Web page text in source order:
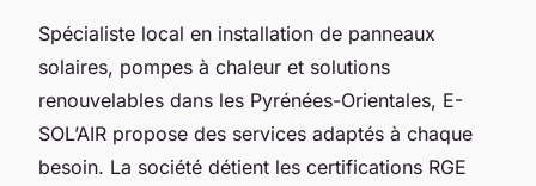
Spécialiste local en installation de panneaux
solaires, pompes à chaleur et solutions
renouvelables dans les Pyrénées-Orientales, E-
SOL’AIR propose des services adaptés à chaque
besoin. La société détient les certifications RGE